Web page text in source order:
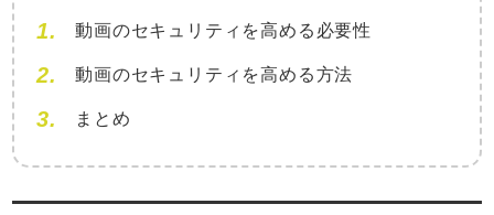
動画のセキュリティを高める必要性
動画のセキュリティを高める方法
まとめ